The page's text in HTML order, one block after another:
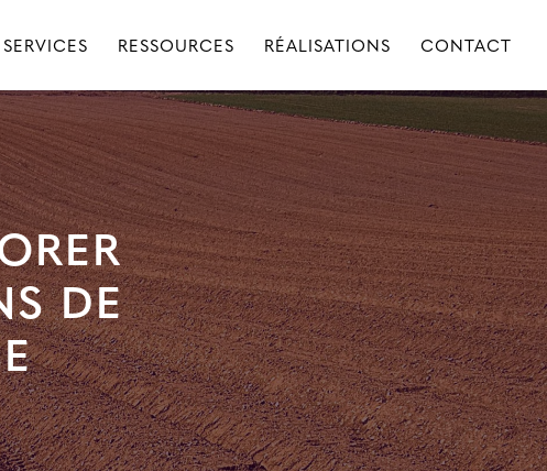
SERVICES RESSOURCES RÉALISATIONS CONTACT
DE